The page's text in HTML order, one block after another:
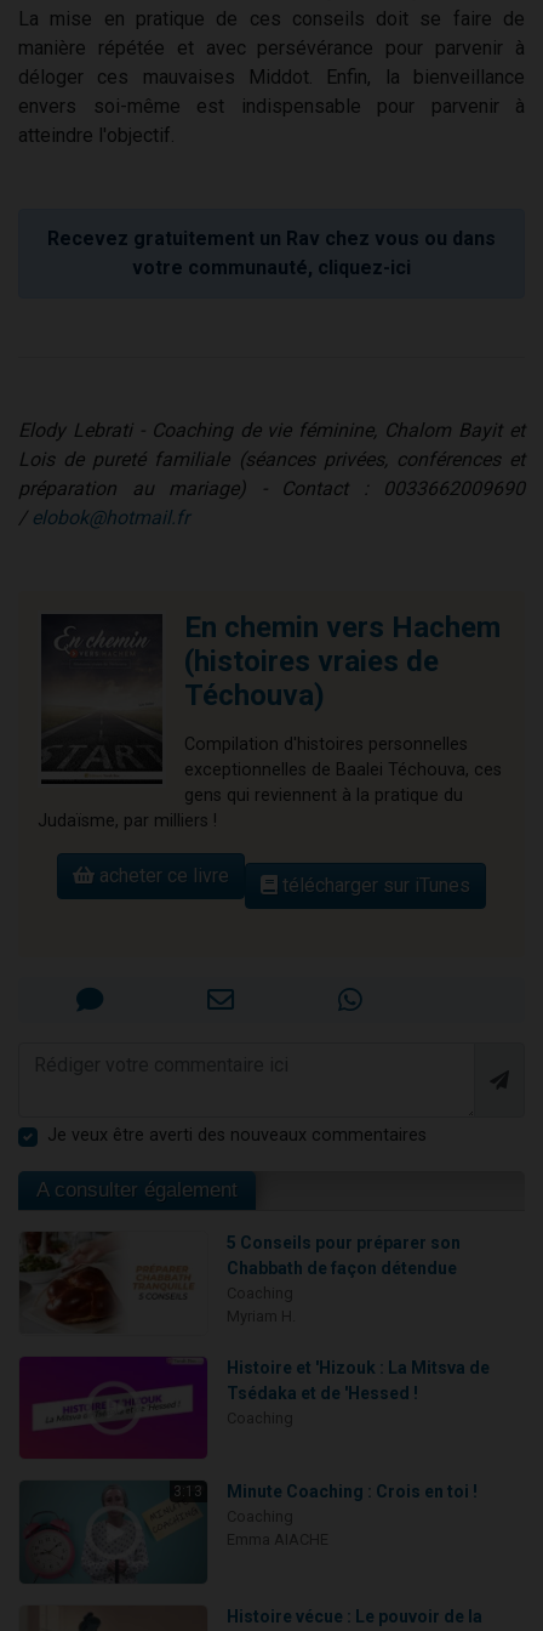
La mise en pratique de ces conseils doit se faire de
manière répétée et avec persévérance pour parvenir à
déloger ces mauvaises Middot. Enfin, la bienveillance
envers soi-même est indispensable pour parvenir à
atteindre l'objectif.
Recevez gratuitement un Rav chez vous ou dans
votre communauté, cliquez-ici
Elody Lebrati - Coaching de vie féminine, Chalom Bayit et
Lois de pureté familiale (séances privées, conférences et
préparation au mariage) - Contact : 0033662009690
/ elobok@hotmail.fr
En chemin vers Hachem
(histoires vraies de
Téchouva)
Compilation d'histoires personnelles
exceptionnelles de Baalei Téchouva, ces
gens qui reviennent à la pratique du
Judaïsme, par milliers !
acheter ce livre télécharger sur iTunes
Je veux être averti des nouveaux commentaires
A consulter également
5 Conseils pour préparer son
Chabbath de façon détendue
Histoire et 'Hizouk : La Mitsva de
Tsédaka et de 'Hessed !
3:13 Minute Coaching : Crois en toi !
Histoire vécue : Le pouvoir de la